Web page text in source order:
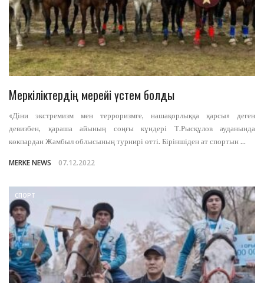
Меркіліктердің мерейі үстем болды
«Діни экстремизм мен терроризмге, нашақорлыққа қарсы» деген
девизбен, қараша айының соңғы күндері Т.Рысқұлов ауданында
көкпардан Жамбыл облысының турнирі өтті. Біріншіден ат спортын ...
MERKE NEWS 07.12.2022
СПОРТ